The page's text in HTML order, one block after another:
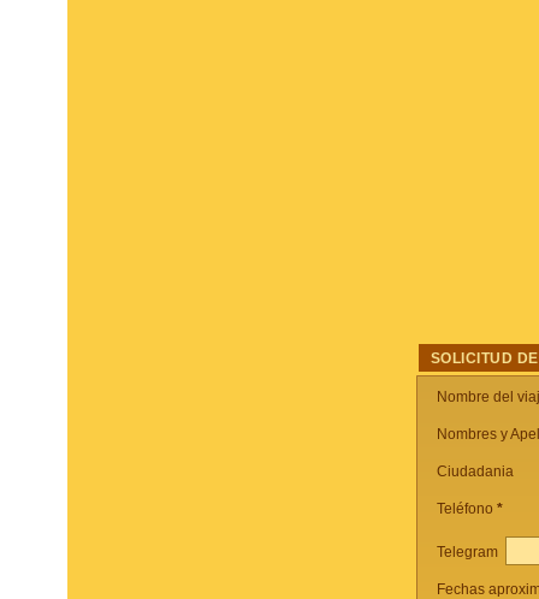
SOLICITUD
Nombre del
Nombres y
Ciudadania
Teléfono *
Telegram
Fechas